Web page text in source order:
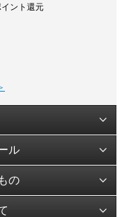
ント還元
ル
の